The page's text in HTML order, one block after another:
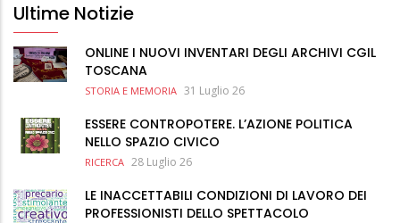
Ultime Notizie
ONLINE I NUOVI INVENTARI DEGLI ARCHIVI CGIL
TOSCANA
STORIA E MEMORIA 31 Luglio 26
ESSERE CONTROPOTERE. L’AZIONE POLITICA
NELLO SPAZIO CIVICO
RICERCA 28 Luglio 26
LE INACCETTABILI CONDIZIONI DI LAVORO DEI
PROFESSIONISTI DELLO SPETTACOLO